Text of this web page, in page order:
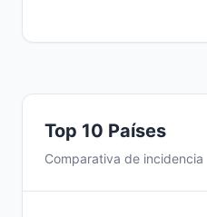
Top 10 Países
Comparativa de incidencia